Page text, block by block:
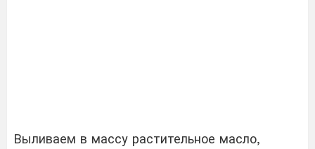
Выливаем в массу растительное масло,